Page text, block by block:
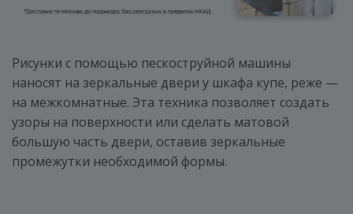
Рисунки с помощью пескоструйной машины
наносят на зеркальные двери у шкафа купе, реже —
на межкомнатные. Эта техника позволяет создать
узоры на поверхности или сделать матовой
большую часть двери, оставив зеркальные
промежутки необходимой формы.